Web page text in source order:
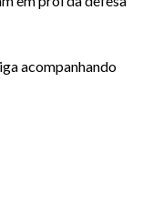
acompanhando